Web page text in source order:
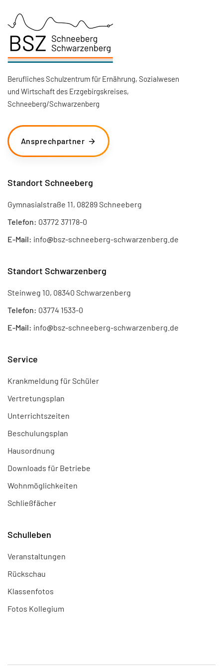
Berufliches Schulzentrum für Ernährung, Sozialwesen
und Wirtschaft des Erzgebirgskreises,
Schneeberg/Schwarzenberg
Ansprechpartner
Standort Schneeberg
Gymnasialstraße 11, 08289 Schneeberg
Telefon: 03772 37178-0
E-Mail: info@bsz-schneeberg-schwarzenberg.de
Standort Schwarzenberg
Steinweg 10, 08340 Schwarzenberg
Telefon: 03774 1533-0
E-Mail: info@bsz-schneeberg-schwarzenberg.de
Service
Krankmeldung für Schüler
Vertretungsplan
Unterrichtszeiten
Beschulungsplan
Hausordnung
Downloads für Betriebe
Wohnmöglichkeiten
Schließfächer
Schulleben
Veranstaltungen
Rückschau
Klassenfotos
Fotos Kollegium